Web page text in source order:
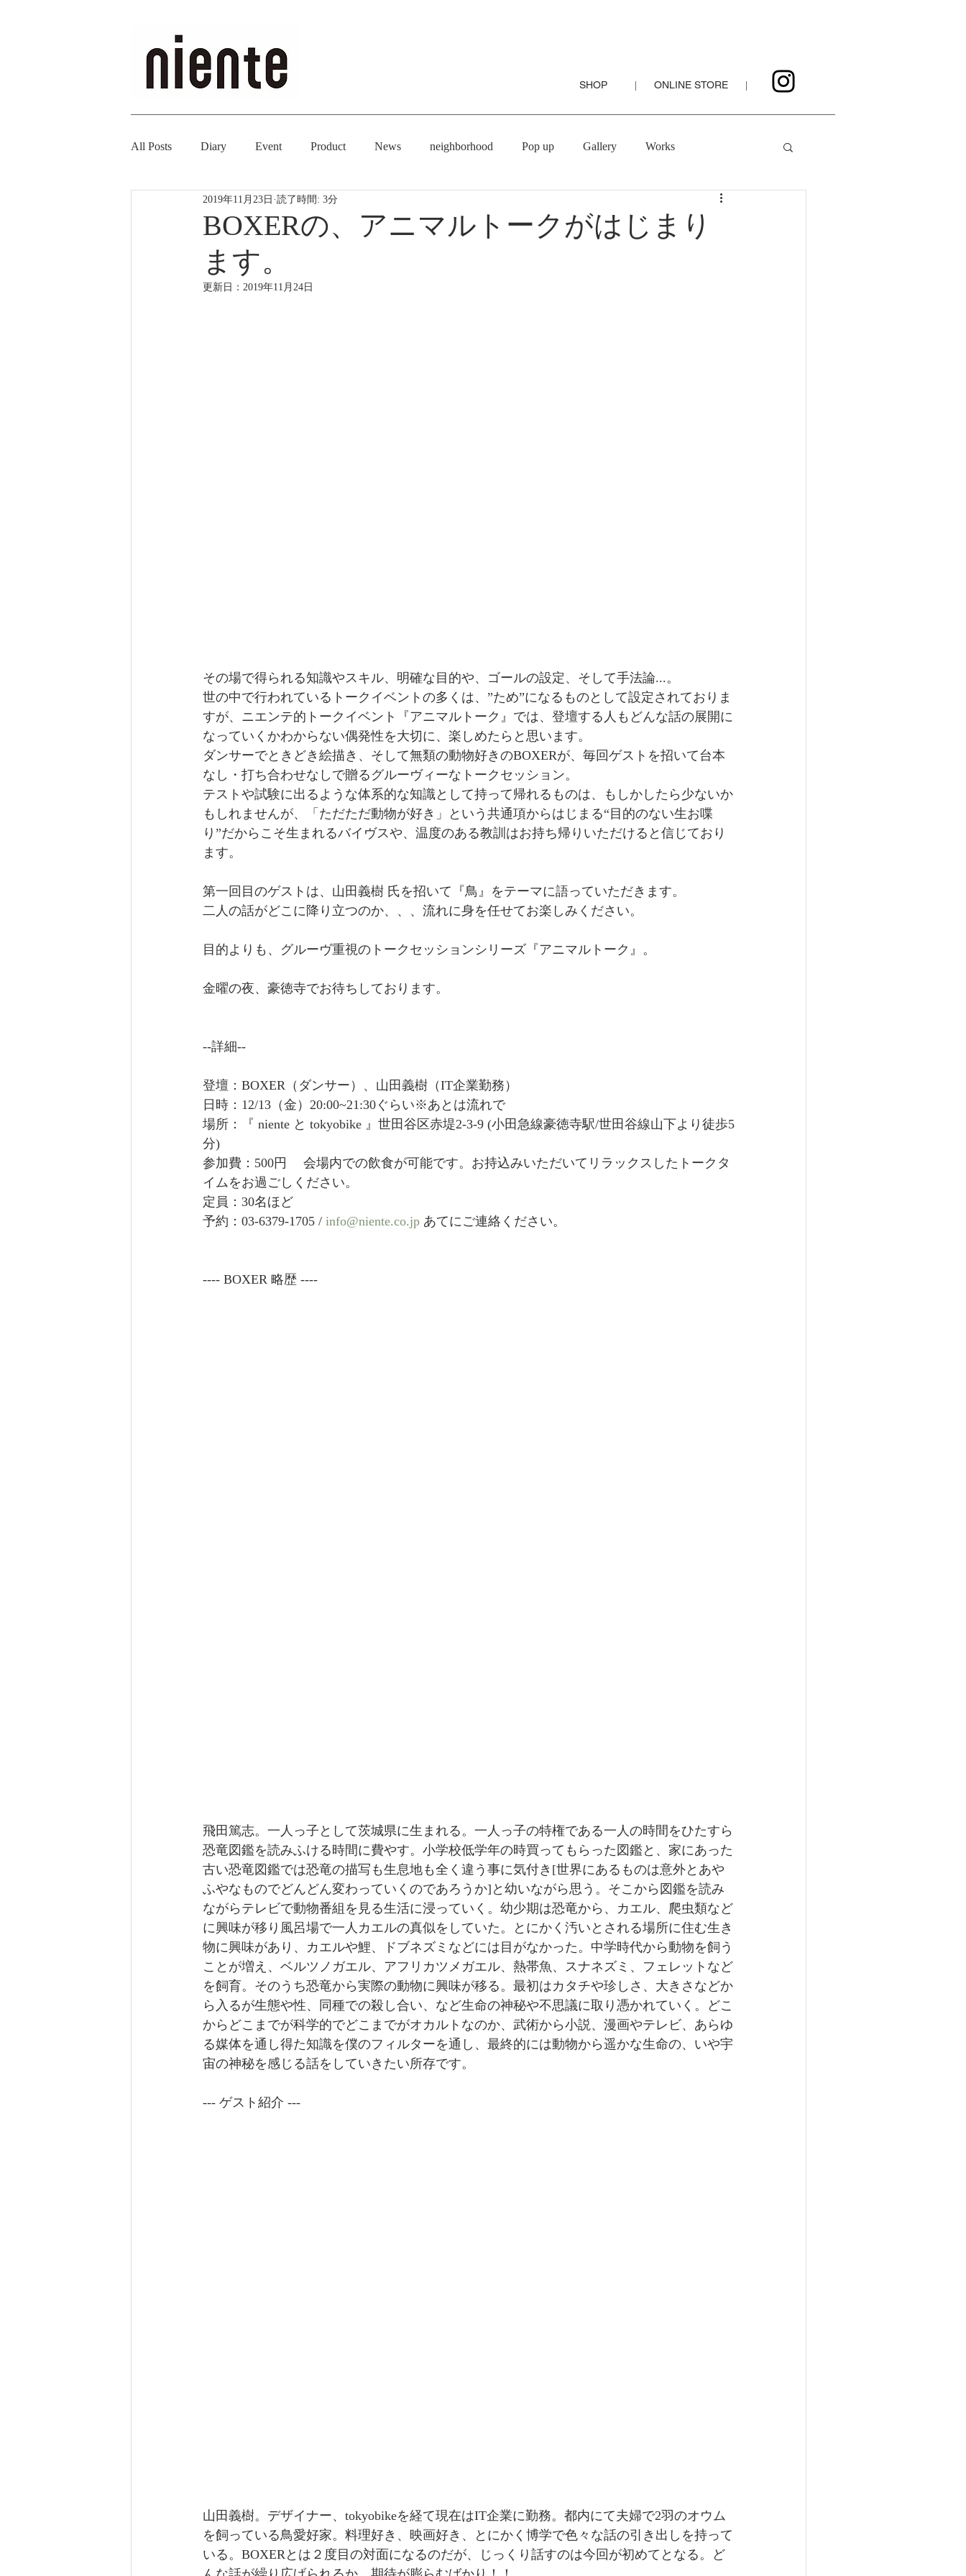
SHOP ONLINE STORE
All Posts Diary Event Product News neighborhood Pop up Gallery Works
BOXERの、アニマルトークがはじまり
ます。
2019年11月23日 読了時間: 3分
更新日： 2019年11月24日
その場で得られる知識やスキル、明確な目的や、ゴールの設定、そして手法論...。
世の中で行われているトークイベントの多くは、”ため”になるものとして設定されておりま
すが、ニエンテ的トークイベント『アニマルトーク』では、登壇する人もどんな話の展開に
なっていくかわからない偶発性を大切に、楽しめたらと思います。
ダンサーでときどき絵描き、そして無類の動物好きのBOXERが、毎回ゲストを招いて台本
なし・打ち合わせなしで贈るグルーヴィーなトークセッション。
テストや試験に出るような体系的な知識として持って帰れるものは、もしかしたら少ないか
もしれませんが、「ただただ動物が好き」という共通項からはじまる“目的のない生お喋
り”だからこそ生まれるバイヴスや、温度のある教訓はお持ち帰りいただけると信じており
ます。
第一回目のゲストは、山田義樹 氏を招いて『鳥』をテーマに語っていただきます。
二人の話がどこに降り立つのか、、、流れに身を任せてお楽しみください。
目的よりも、グルーヴ重視のトークセッションシリーズ『アニマルトーク』。
金曜の夜、豪徳寺でお待ちしております。
--詳細--
登壇：BOXER（ダンサー）、山田義樹（IT企業勤務）
日時：12/13（金）20:00~21:30ぐらい※あとは流れで
場所：『 niente と tokyobike 』世田谷区赤堤2-3-9 (小田急線豪徳寺駅/世田谷線山下より徒歩5
分)
参加費：500円 　会場内での飲食が可能です。お持込みいただいてリラックスしたトークタ
イムをお過ごしください。
定員：30名ほど
予約：03-6379-1705 / info@niente.co.jp あてにご連絡ください。
---- BOXER 略歴 ----
飛田篤志。一人っ子として茨城県に生まれる。一人っ子の特権である一人の時間をひたすら
恐竜図鑑を読みふける時間に費やす。小学校低学年の時買ってもらった図鑑と、家にあった
古い恐竜図鑑では恐竜の描写も生息地も全く違う事に気付き[世界にあるものは意外とあや
ふやなものでどんどん変わっていくのであろうか]と幼いながら思う。そこから図鑑を読み
ながらテレビで動物番組を見る生活に浸っていく。幼少期は恐竜から、カエル、爬虫類など
に興味が移り風呂場で一人カエルの真似をしていた。とにかく汚いとされる場所に住む生き
物に興味があり、カエルや鯉、ドブネズミなどには目がなかった。中学時代から動物を飼う
ことが増え、ベルツノガエル、アフリカツメガエル、熱帯魚、スナネズミ、フェレットなど
を飼育。そのうち恐竜から実際の動物に興味が移る。最初はカタチや珍しさ、大きさなどか
ら入るが生態や性、同種での殺し合い、など生命の神秘や不思議に取り憑かれていく。どこ
からどこまでが科学的でどこまでがオカルトなのか、武術から小説、漫画やテレビ、あらゆ
る媒体を通し得た知識を僕のフィルターを通し、最終的には動物から遥かな生命の、いや宇
宙の神秘を感じる話をしていきたい所存です。
--- ゲスト紹介 ---
山田義樹。デザイナー、tokyobikeを経て現在はIT企業に勤務。都内にて夫婦で2羽のオウム
を飼っている鳥愛好家。料理好き、映画好き、とにかく博学で色々な話の引き出しを持って
いる。BOXERとは２度目の対面になるのだが、じっくり話すのは今回が初めてとなる。ど